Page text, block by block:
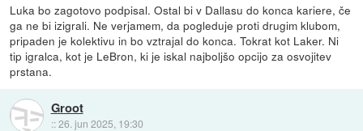
Luka bo zagotovo podpisal. Ostal bi v Dallasu do konca kariere, če
ga ne bi izigrali. Ne verjamem, da pogleduje proti drugim klubom,
pripaden je kolektivu in bo vztrajal do konca. Tokrat kot Laker. Ni
tip igralca, kot je LeBron, ki je iskal najboljšo opcijo za osvojitev
prstana.
Groot
::26. jun 2025, 19:30